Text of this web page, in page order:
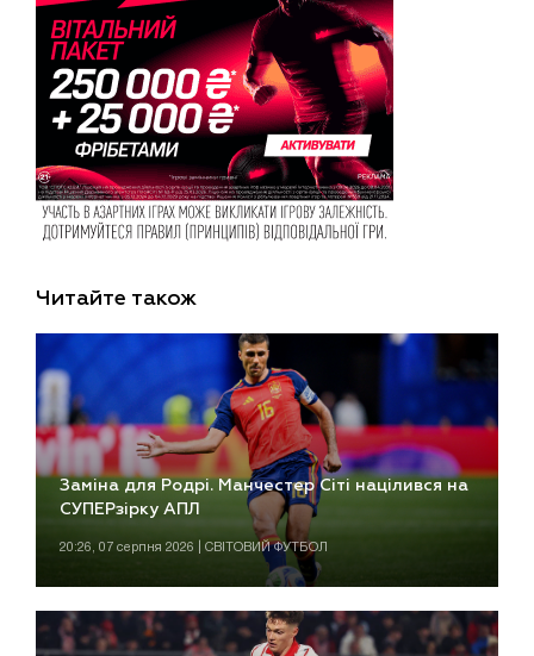
Читайте також
Заміна для Родрі. Манчестер Сіті націлився на
СУПЕРзірку АПЛ
20:26, 07 серпня 2026 | СВІТОВИЙ ФУТБОЛ